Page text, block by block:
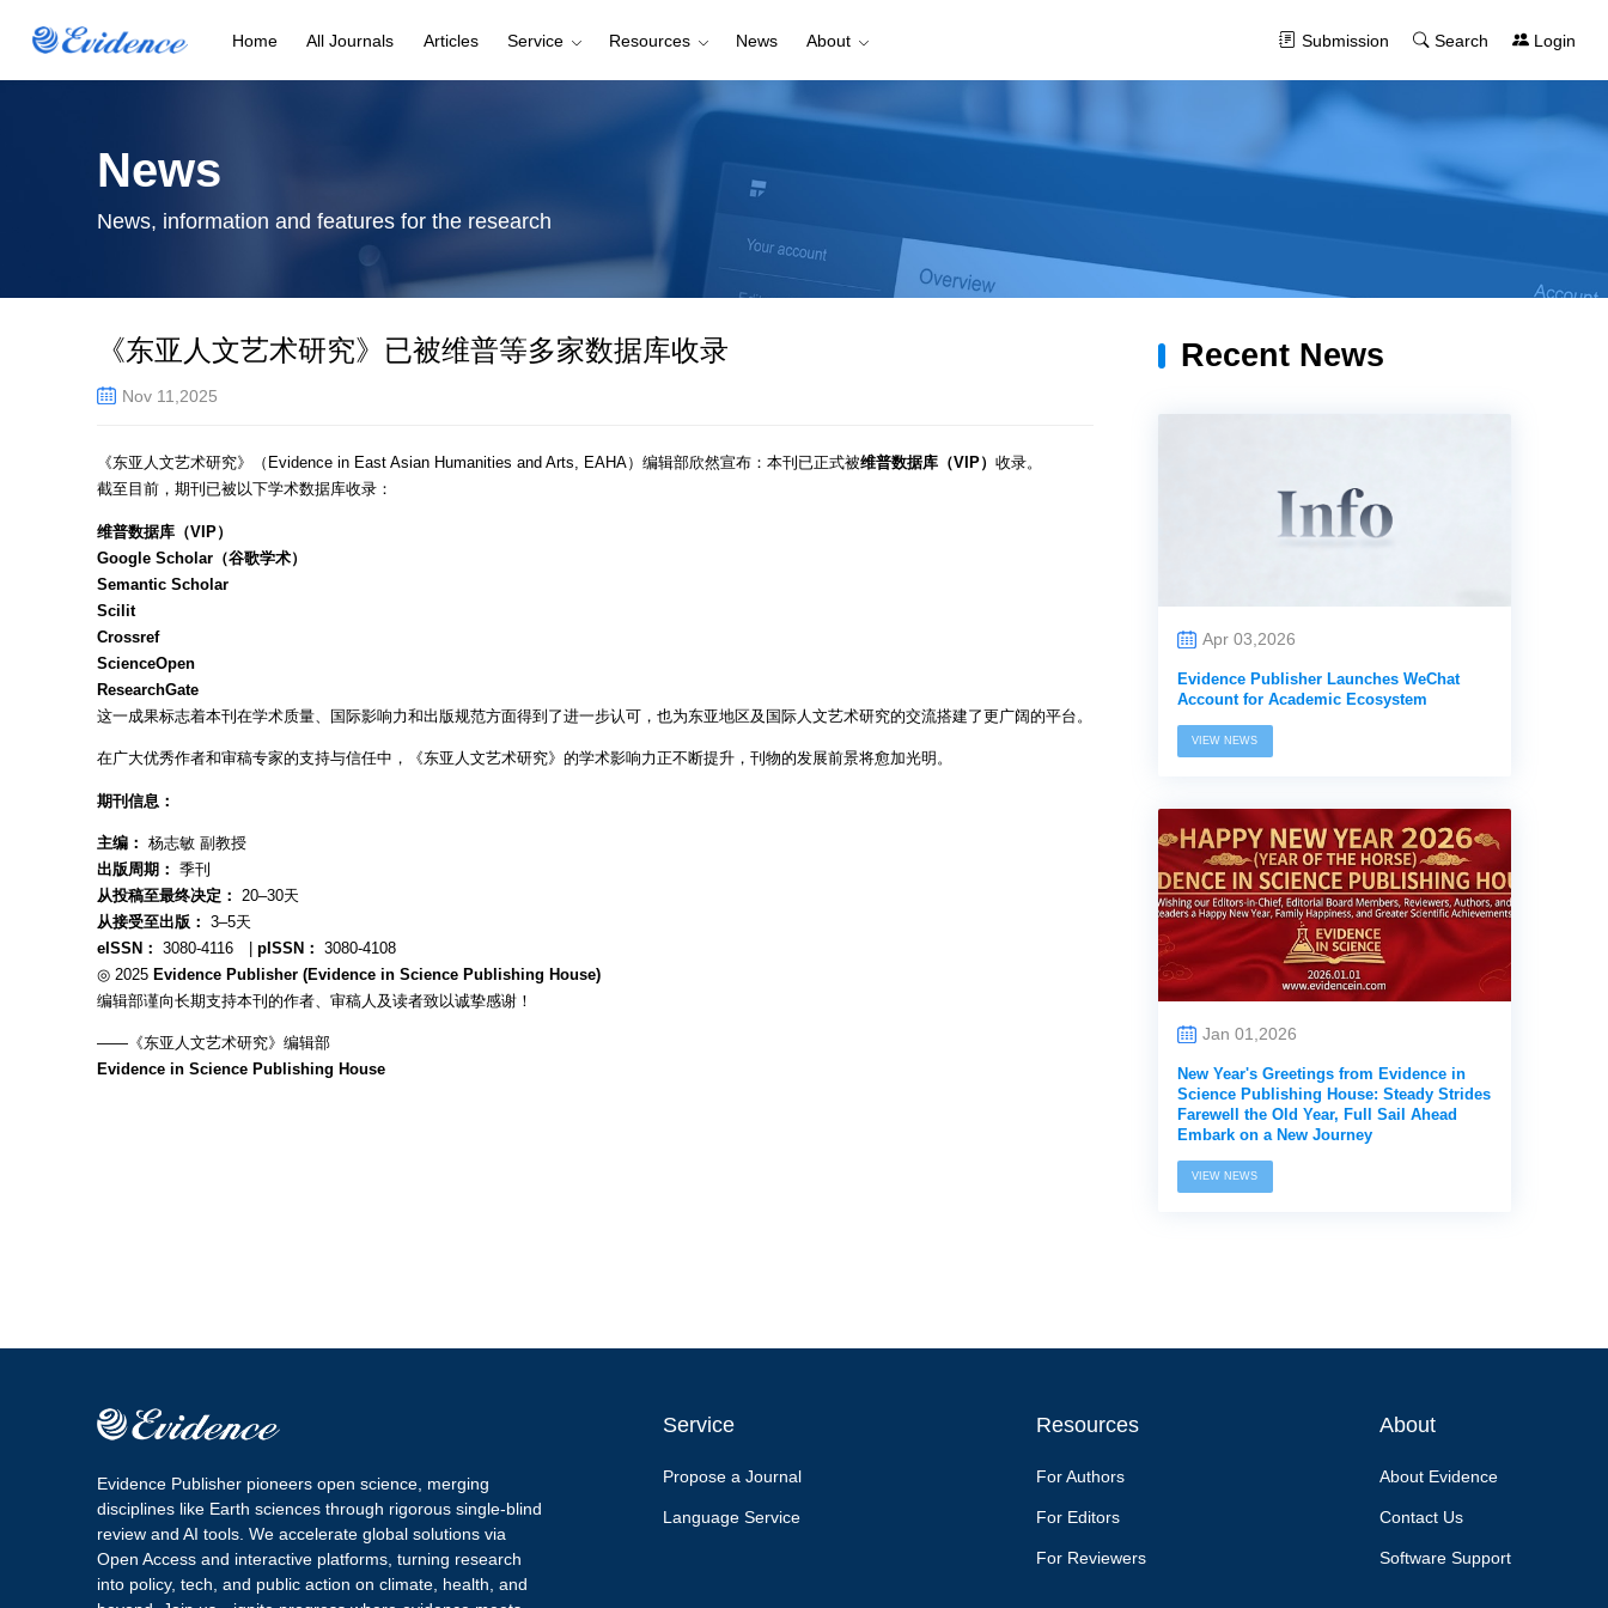
Home All Journals Articles Service Resources News About Submission Search Login
News
News, information and features for the research
《东亚人文艺术研究》已被维普等多家数据库收录
Nov 11,2025
《东亚人文艺术研究》（ Evidence in East Asian Humanities and Arts, EAHA）编辑部欣然宣布：本刊已正式被维普数据库（VIP） 收录。
截至目前，期刊已被以下学术数据库收录：
维普数据库（VIP）
Google Scholar（谷歌学术）
Semantic Scholar
Scilit
Crossref
ScienceOpen
ResearchGate
这一成果标志着本刊在学术质量、国际影响力和出版规范方面得到了进一步认可，也为东亚地区及国际人文艺术研究的交流搭建了更广阔的平台。
在广大优秀作者和审稿专家的支持与信任中，《东亚人文艺术研究》的学术影响力正不断提升，刊物的发展前景将愈加光明。
期刊信息：
主编： 杨志敏 副教授
出版周期： 季刊
从投稿至最终决定：
20–30天
从接受至出版： 3–5天
eISSN： 3080-4116 | pISSN： 3080-4108
◎ 2025 Evidence Publisher (Evidence in Science Publishing House)
编辑部谨向长期支持本刊的作者、审稿人及读者致以诚挚感谢！
——《东亚人文艺术研究》编辑部
Evidence in Science Publishing House
Recent News
Apr 03,2026
Evidence Publisher Launches WeChat
Account for Academic Ecosystem
VIEW NEWS
Jan 01,2026
New Year's Greetings from Evidence in
Science Publishing House: Steady Strides
Farewell the Old Year, Full Sail Ahead
Embark on a New Journey
VIEW NEWS
Evidence Publisher pioneers open science, merging
disciplines like Earth sciences through rigorous single-blind
review and AI tools. We accelerate global solutions via
Open Access and interactive platforms, turning research
into policy, tech, and public action on climate, health, and
Service
Propose a Journal
Language Service
Resources
For Authors
For Editors
For Reviewers
About
About Evidence
Contact Us
Software Support